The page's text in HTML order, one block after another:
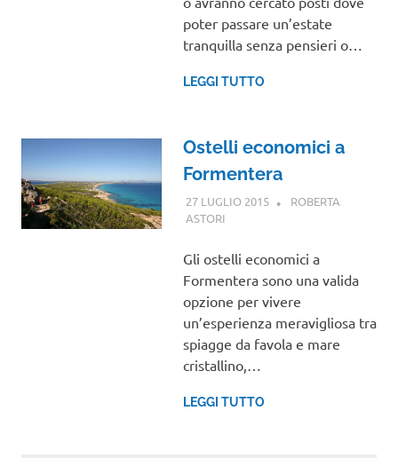
poter passare un’estate
tranquilla senza pensieri o…
LEGGI TUTTO
Ostelli economici a
Formentera
27 LUGLIO 2015
ROBERTA
ASTORI
Gli ostelli economici a
Formentera sono una valida
opzione per vivere
un’esperienza meravigliosa tra
spiagge da favola e mare
cristallino,…
LEGGI TUTTO